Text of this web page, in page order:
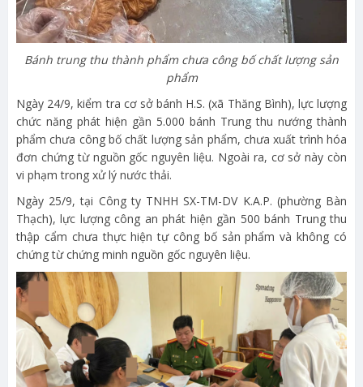
Bánh trung thu thành phẩm chưa công bố chất lượng sản
phẩm
Ngày 24/9, kiểm tra cơ sở bánh H.S. (xã Thăng Bình), lực lượng
chức năng phát hiện gần 5.000 bánh Trung thu nướng thành
phẩm chưa công bố chất lượng sản phẩm, chưa xuất trình hóa
đơn chứng từ nguồn gốc nguyên liệu. Ngoài ra, cơ sở này còn
vi phạm trong xử lý nước thải.
Ngày 25/9, tại Công ty TNHH SX-TM-DV K.A.P. (phường Bàn
Thạch), lực lượng công an phát hiện gần 500 bánh Trung thu
thập cẩm chưa thực hiện tự công bố sản phẩm và không có
chứng từ chứng minh nguồn gốc nguyên liệu.